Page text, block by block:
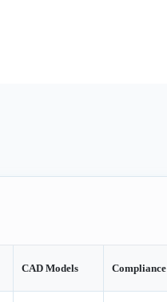
CAD Models Compliance